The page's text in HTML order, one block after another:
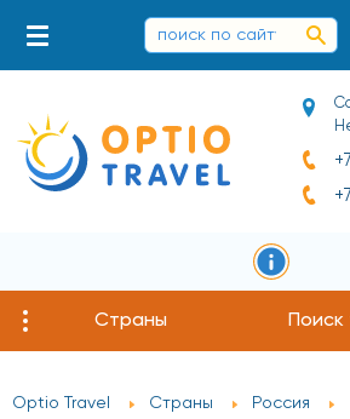
Страны Поиск
Optio Travel Страны Россия